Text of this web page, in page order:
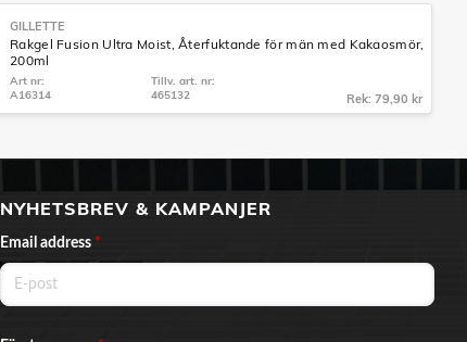
GILLETTE
Rakgel Fusion Ultra Moist, Återfuktande för män med Kakaosmör,
200ml
Art nr:
A16314
Tillv. art. nr:
465132
Rek: 79,90 kr
NYHETSBREV & KAMPANJER
Email address *